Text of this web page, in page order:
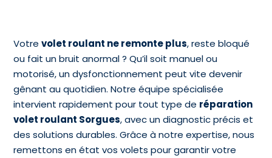
Votrevolet roulant ne remonte plus, reste bloqué
ou fait un bruit anormal ? Qu’il soit manuel ou
motorisé, un dysfonctionnement peut vite devenir
gênant au quotidien. Notre équipe spécialisée
intervient rapidement pour tout type de réparation
volet roulant Sorgues, avec un diagnostic précis et
des solutions durables. Grâce à notre expertise, nous
remettons en état vos volets pour garantir votre